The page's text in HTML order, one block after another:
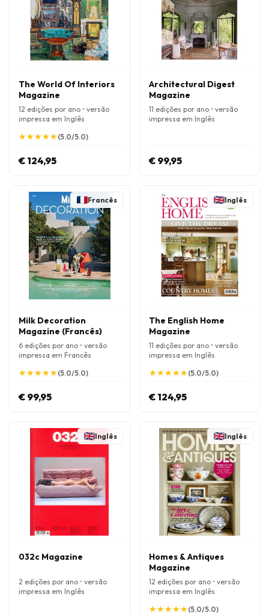
The World Of Interiors
Magazine
12 edições por ano • versão
impressa em Inglês
★
★★
★★
★★
★★
★(5.0/5.0)
€ 124,95
Architectural Digest
Magazine
11 edições por ano • versão
impressa em Inglês
€ 99,95
Francês
Milk Decoration
Magazine (Francês)
6 edições por ano • versão
impressa em Francês
★
★★
★★
★★
★★
★(5.0/5.0)
€ 99,95
Inglês
The English Home
Magazine
11 edições por ano • versão
impressa em Inglês
★
★★
★★
★★
★★
★(5.0/5.0)
€ 124,95
Inglês
032c Magazine
2 edições por ano • versão
impressa em Inglês
Inglês
Homes & Antiques
Magazine
12 edições por ano • versão
impressa em Inglês
★
★★
★★
★★
★★
★(5.0/5.0)